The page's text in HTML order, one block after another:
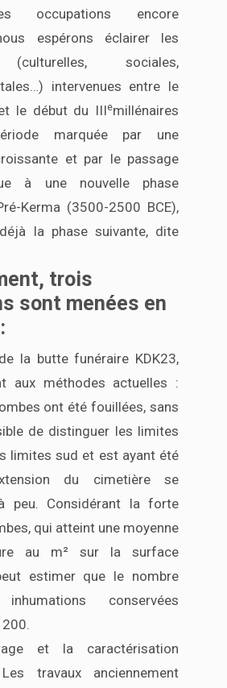
occupations encore
espérons éclairer les
(culturelles, sociales,
intervenues entre le
le début du IIIemillénaires
marquée par une
et par le passage
à une nouvelle phase
Kerma (3500-2500 BCE),
la phase suivante, dite
trois
sont menées en
la butte funéraire KDK23,
aux méthodes actuelles :
ont été fouillées, sans
de distinguer les limites
limites sud et est ayant été
du cimetière se
peu. Considérant la forte
qui atteint une moyenne
au m² sur la surface
estimer que le nombre
conservées
et la caractérisation
travaux anciennement